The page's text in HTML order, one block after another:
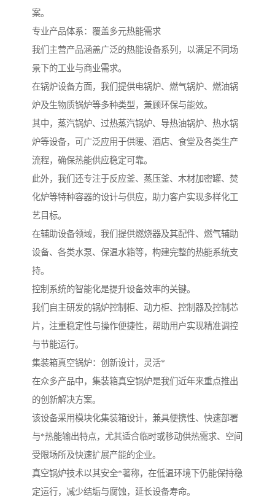
案。
专业产品体系：覆盖多元热能需求
我们主营产品涵盖广泛的热能设备系列，以满足不同场
景下的工业与商业需求。
在锅炉设备方面，我们提供电锅炉、燃气锅炉、燃油锅
炉及生物质锅炉等多种类型，兼顾环保与能效。
其中，蒸汽锅炉、过热蒸汽锅炉、导热油锅炉、热水锅
炉等设备，可广泛应用于供暖、酒店、食堂及各类生产
流程，确保热能供应稳定可靠。
此外，我们还专注于反应釜、蒸压釜、木材加密罐、焚
化炉等特种容器的设计与供应，助力客户实现多样化工
艺目标。
在辅助设备领域，我们提供燃烧器及其配件、燃气辅助
设备、各类水泵、保温水箱等，构建完整的热能系统支
持。
控制系统的智能化是提升设备效率的关键。
我们自主研发的锅炉控制柜、动力柜、控制器及控制芯
片，注重稳定性与操作便捷性，帮助用户实现精准调控
与节能运行。
集装箱真空锅炉：创新设计，灵活*
在众多产品中，集装箱真空锅炉是我们近年来重点推出
的创新解决方案。
该设备采用模块化集装箱设计，兼具便携性、快速部署
与*热能输出特点，尤其适合临时或移动供热需求、空间
受限场所及快速扩展产能的企业。
真空锅炉技术以其安全*著称，在低温环境下仍能保持稳
定运行，减少结垢与腐蚀，延长设备寿命。